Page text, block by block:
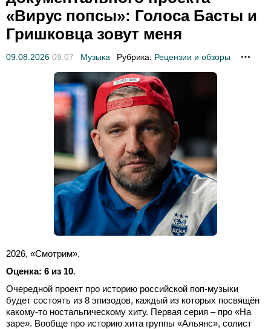
«Вирус попсы»: Голоса Басты и
Гришковца зовут меня
09.08.2026 09:07 Музыка Рубрика: Рецензии и обзоры
2026, «Смотрим».
Оценка: 6 из 10.
Очередной проект про историю российской поп-музыки
будет состоять из 8 эпизодов, каждый из которых посвящён
какому-то ностальгическому хиту. Первая серия – про «На
заре». Вообще про историю хита группы «Альянс», солист